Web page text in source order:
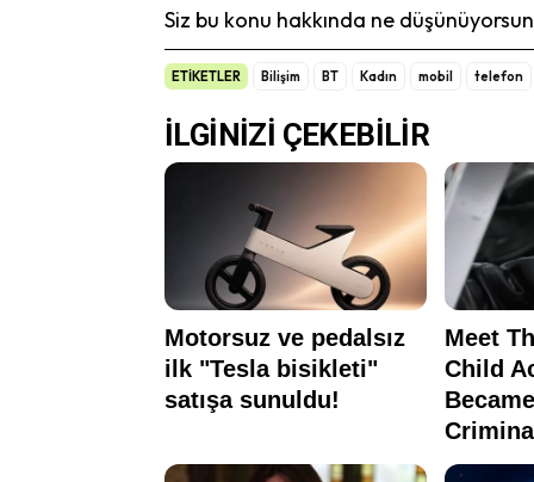
Siz bu konu hakkında ne
ETİKETLER Bilişim BT Kadın mobil telefon